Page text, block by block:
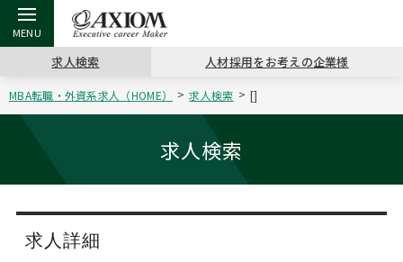
戻る
アクシアムの特長
コンサ
サービス案内 キャリ
コンサルタントの紹介
戻る
キャリア支援 TOP
キャリアデザイン講座
（最新求人市場動向）
MBAの
ステージ別アドバイス
日本か
戻る
転職ツール TOP
英文レジュメの書き方 パワー
職務経歴書の書き方
戻る
転職コラム TOP
“展”職相談室
転職市場の明日をよめ
戻る
イベント・セミナー TOP
ジョブフェア
キャリアデザインセミナー
戻る
会社概要 TOP
沿革
主なクライアント
求人検索 人材採用をお考えの企業様
MBA転職・外資系求人（HOME） 求人検索 []
求人検索
求人詳細